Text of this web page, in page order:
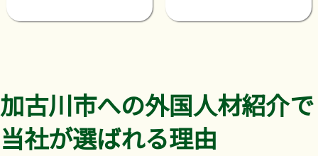
加古川市への外国人材紹介で
当社が選ばれる理由